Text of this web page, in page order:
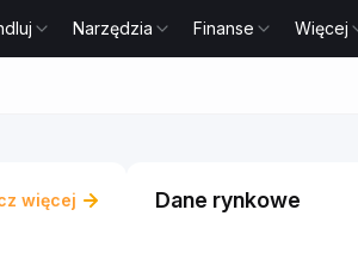
Narzędzia Finanse Więcej
więcej Dane rynkowe